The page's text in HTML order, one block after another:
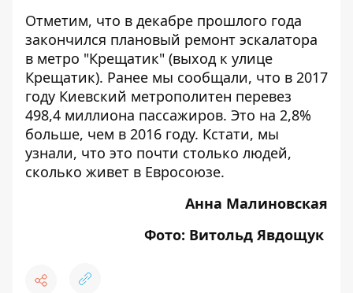
Отметим, что в декабре прошлого года
закончился плановый ремонт эскалатора
в метро "Крещатик" (выход к улице
Крещатик). Ранее мы сообщали, что в 2017
году Киевский метрополитен перевез
498,4 миллиона пассажиров. Это на 2,8%
больше, чем в 2016 году. Кстати, мы
узнали, что это почти столько людей,
сколько живет в Евросоюзе.
Анна Малиновская
Фото: Витольд Явдощук